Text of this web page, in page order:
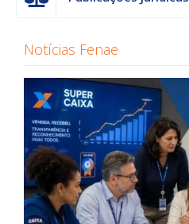
Notícias Fenae